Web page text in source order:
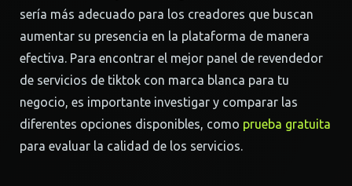
sería más adecuado para los creadores que buscan
aumentar su presencia en la plataforma de manera
efectiva. Para encontrar el mejor panel de revendedor
de servicios de tiktok con marca blanca para tu
negocio, es importante investigar y comparar las
diferentes opciones disponibles, como prueba gratuita
para evaluar la calidad de los servicios.